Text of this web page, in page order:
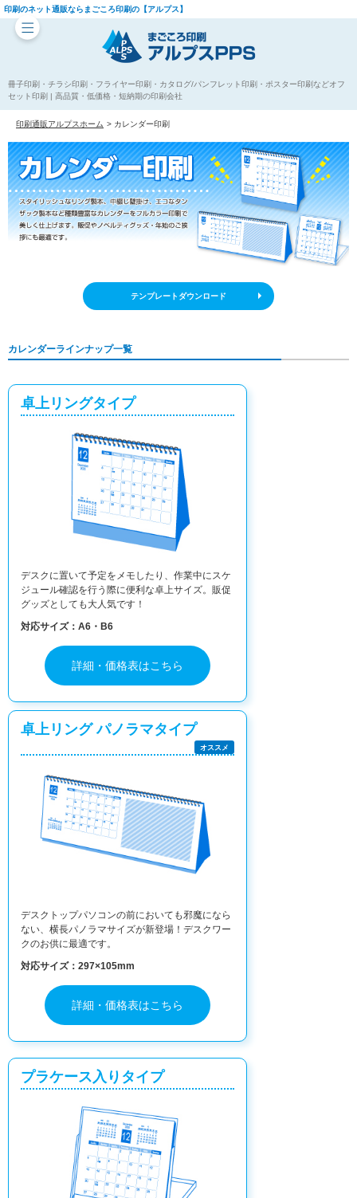
印刷のネット通販ならまごころ印刷の【アルプス】
冊子印刷・チラシ印刷・フライヤー印刷・カタログ/パンフレット印刷・ポスター印刷などオフ
セット印刷 | 高品質・低価格・短納期の印刷会社
印刷通販アルプスホーム カレンダー印刷
テンプレートダウンロード
カレンダーラインナップ一覧
卓上リングタイプ
デスクに置いて予定をメモしたり、作業中にスケ
ジュール確認を行う際に便利な卓上サイズ。販促
グッズとしても大人気です！
対応サイズ：A6・B6
詳細・価格表はこちら
卓上リング パノラマタイプ
オススメ
デスクトップパソコンの前においても邪魔になら
ない、横長パノラマサイズが新登場！デスクワー
クのお供に最適です。
対応サイズ：297×105mm
詳細・価格表はこちら
プラケース入りタイプ